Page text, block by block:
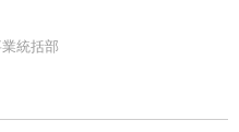
統括部